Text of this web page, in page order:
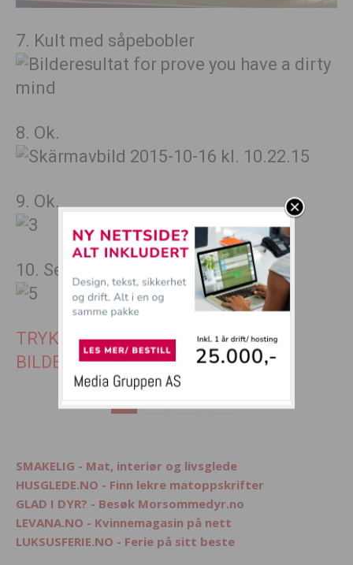
7. Kult med såpebobler
8. Ok.
9. Ok.
10. Ser du det?
TRYKK SIDE 2 FOR DE NESTE 10
BILDENE
SMAKELIG - Mat, interiør og livsglede
HUSGLEDE.NO - Finn lekre matoppskrifter
GLAD I DYR? - Besøk Morsommedyr.no
LEVANA.NO - Kvinnemagasin på nett
LUKSUSFERIE.NO - Ferie på sitt beste